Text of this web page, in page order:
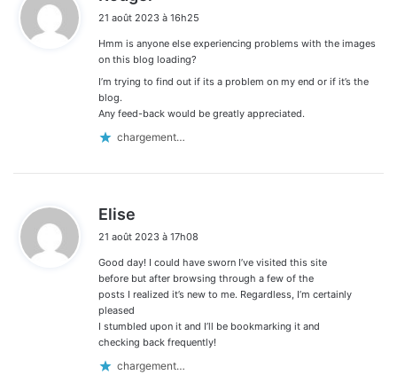
t
21 août 2023 à 16h25
Hmm is anyone else experiencing problems with the images
on this blog loading?
I’m trying to find out if its a problem on my end or if it’s the
blog.
Any feed-back would be greatly appreciated.
chargement…
Elise
t
:
21 août 2023 à 17h08
Good day! I could have sworn I’ve visited this site
before but after browsing through a few of the
posts I realized it’s new to me. Regardless, I’m certainly
pleased
I stumbled upon it and I’ll be bookmarking it and
checking back frequently!
chargement…